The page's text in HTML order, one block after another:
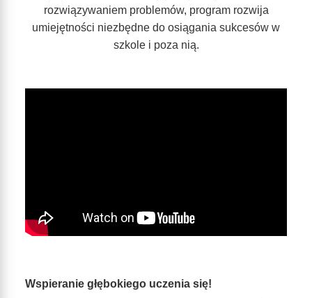
rozwiązywaniem problemów, program rozwija
umiejętności niezbędne do osiągania sukcesów w
szkole i poza nią.
Wspieranie głębokiego uczenia się!